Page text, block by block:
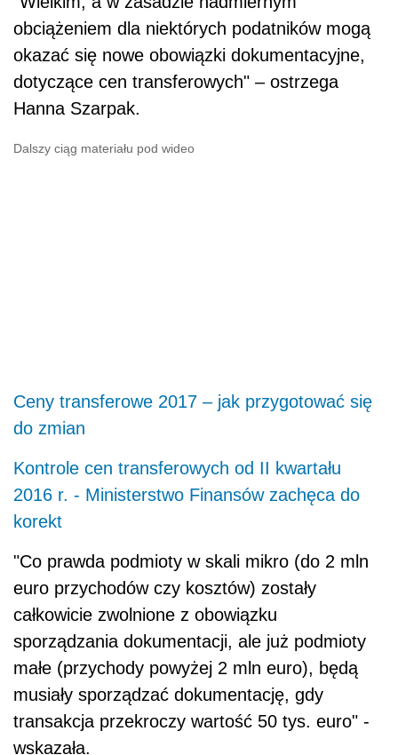
obciążeniem dla niektórych podatników mogą
okazać się nowe obowiązki dokumentacyjne,
dotyczące cen transferowych" – ostrzega
Hanna Szarpak.
Dalszy ciąg materiału pod wideo
Ceny transferowe 2017 – jak przygotować się
do zmian
Kontrole cen transferowych od II kwartału
2016 r. - Ministerstwo Finansów zachęca do
korekt
"Co prawda podmioty w skali mikro (do 2 mln
euro przychodów czy kosztów) zostały
całkowicie zwolnione z obowiązku
sporządzania dokumentacji, ale już podmioty
małe (przychody powyżej 2 mln euro), będą
musiały sporządzać dokumentację, gdy
transakcja przekroczy wartość 50 tys. euro" -
wskazała.